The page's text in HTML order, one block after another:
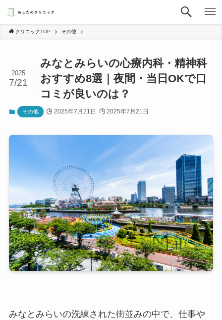
クリニックTOP その他
みなとみらいの心療内科・精神科
おすすめ8選｜夜間・当日OKで口
コミが良いのは？
2025
7/21
その他 2025年7月21日 2025年7月21日
みなとみらいの洗練された街並みの中で、仕事や